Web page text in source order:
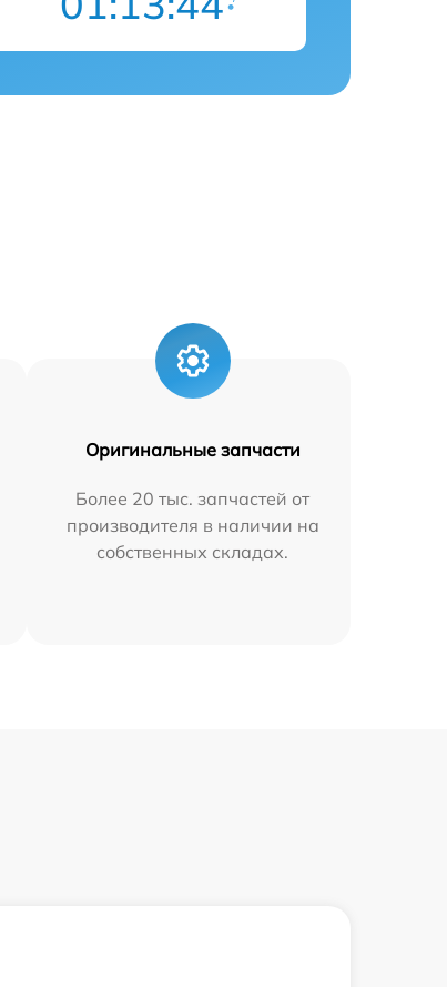
Оригинальные запчасти
Более 20 тыс. запчастей от
производителя в наличии на
собственных складах.